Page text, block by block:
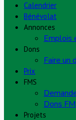
Calendrier
Bénévolat
Annonces
Emplois
Dons
Faire un
Prix
FMS
Dons
Projets